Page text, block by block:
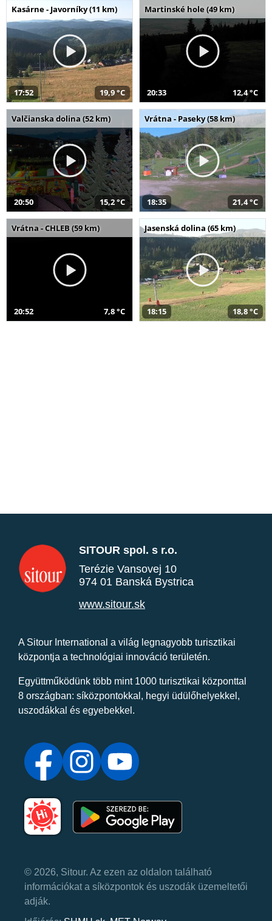
Kasárne - Javorníky (11 km)
17:52 19,9 °C
Martinské hole (49 km)
20:33 12,4 °C
Valčianska dolina (52 km)
20:50 15,2 °C
Vrátna - Paseky (58 km)
18:35 21,4 °C
Vrátna - CHLEB (59 km)
20:52 7,8 °C
Jasenská dolina (65 km)
18:15 18,8 °C
SITOUR spol. s r.o.
Terézie Vansovej 10
974 01 Banská Bystrica
www.sitour.sk
A Sitour International a világ legnagyobb turisztikai
központja a technológiai innováció területén.
Együttműködünk több mint 1000 turisztikai központtal
8 országban: síközpontokkal, hegyi üdülőhelyekkel,
uszodákkal és egyebekkel.
© 2026, Sitour. Az ezen az oldalon található
információkat a síközpontok és uszodák üzemeltetői
adják.